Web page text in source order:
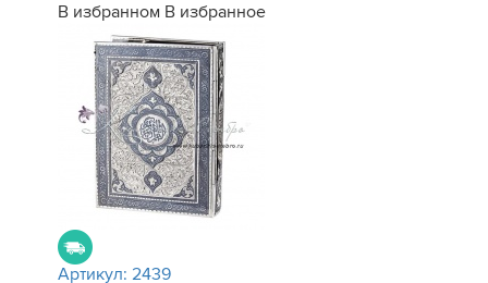
В избранном В избранное
Артикул: 2439